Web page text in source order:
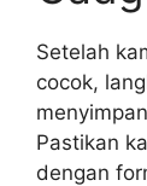
Setelah
cocok,
Pastikan
dengan